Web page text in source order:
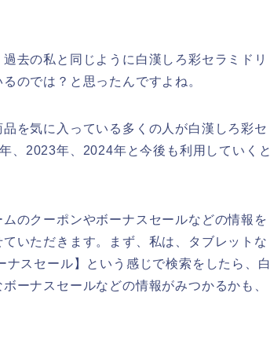
去の私と同じように白漢しろ彩セラミドリ
のでは？と思ったんですよね。
を気に入っている多くの人が白漢しろ彩セ
、2023年、2024年と今後も利用していくと
のクーポンやボーナスセールなどの情報を
いただきます。まず、私は、タブレットな
スセール】という感じで検索をしたら、白
ーナスセールなどの情報がみつかるかも、